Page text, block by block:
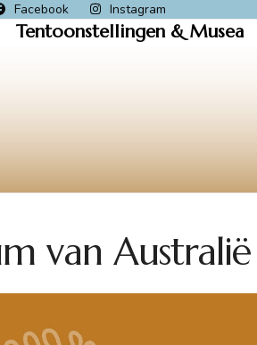
Facebook Instagram
Tentoonstellingen & Musea
van Australië